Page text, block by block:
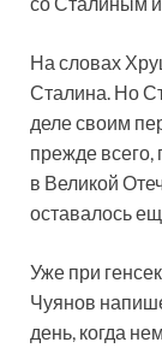
На словах
Сталина. Но
деле своим
прежде всего,
в Великой
оставалось
Уже при
Чуянов
день, когда